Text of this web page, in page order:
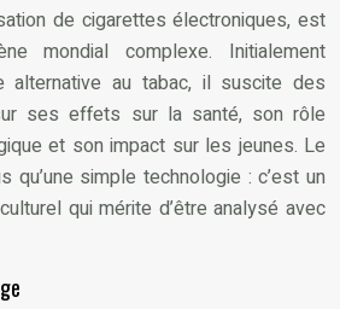
de cigarettes électroniques, est
mondial complexe. Initialement
alternative au tabac, il suscite des
ses effets sur la santé, son rôle
et son impact sur les jeunes. Le
qu’une simple technologie : c’est un
qui mérite d’être analysé avec